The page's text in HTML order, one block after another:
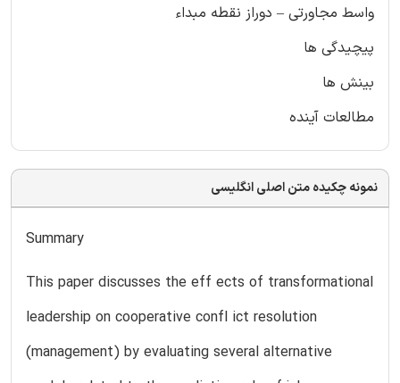
واسط مجاورتی – دوراز نقطه مبداء
پیچیدگی ها
بینش ها
مطالعات آینده
نمونه چکیده متن اصلی انگلیسی
Summary
This paper discusses the eff ects of transformational
leadership on cooperative confl ict resolution
(management) by evaluating several alternative